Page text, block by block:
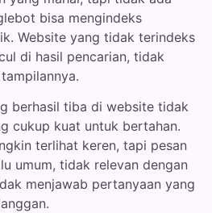
bisa mengindeks
Website yang tidak terindeks
di hasil pencarian, tidak
berhasil tiba di website tidak
cukup kuat untuk bertahan.
terlihat keren, tapi pesan
umum, tidak relevan dengan
menjawab pertanyaan yang